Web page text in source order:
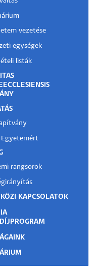
vezetése
egységek
listák
Egyetemért
rangsorok
KAPCSOLATOK